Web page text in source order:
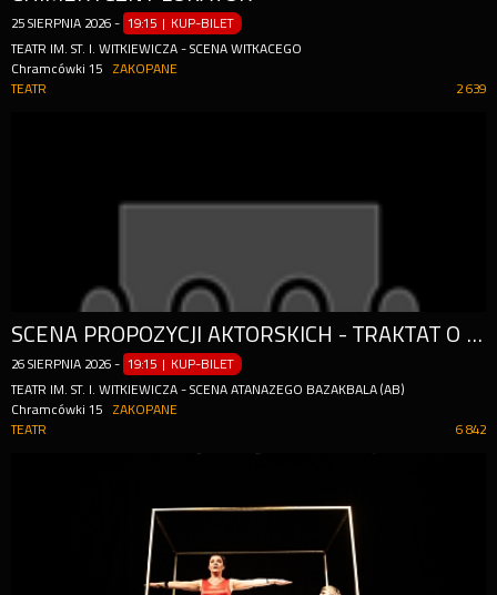
25 SIERPNIA 2026 - 19:15 | KUP-BILET
TEATR IM. ST. I. WITKIEWICZA - SCENA WITKACEGO
Chramcówki 15
ZAKOPANE
2 639
TEATR
SCENA PROPOZYCJI AKTORSKICH - TRAKTAT O ŁUSKANIU FASOLI
26 SIERPNIA 2026 - 19:15 | KUP-BILET
TEATR IM. ST. I. WITKIEWICZA - SCENA ATANAZEGO BAZAKBALA (AB)
Chramcówki 15
ZAKOPANE
6 842
TEATR